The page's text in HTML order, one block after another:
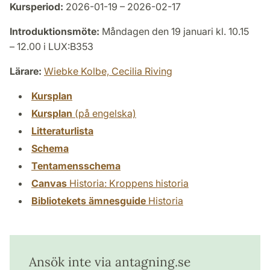
Kursperiod: 2026-01-19 – 2026-02-17
Introduktionsmöte: Måndagen den 19 januari kl. 10.15
– 12.00 i LUX:B353
Lärare: Wiebke Kolbe, Cecilia Riving
Kursplan
Kursplan (på engelska)
Litteraturlista
Schema
Tentamensschema
Canvas Historia: Kroppens historia
Bibliotekets ämnesguide Historia
Ansök inte via antagning.se